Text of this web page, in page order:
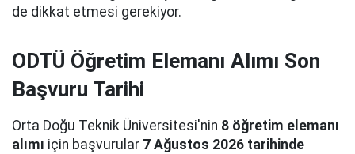
de dikkat etmesi gerekiyor.
ODTÜ Öğretim Elemanı Alımı Son
Başvuru Tarihi
Orta Doğu Teknik Üniversitesi'nin 8 öğretim elemanı
alımı için başvurular 7 Ağustos 2026 tarihinde